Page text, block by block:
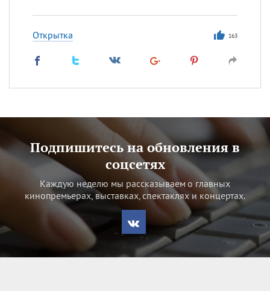
Открытка 163
Подпишитесь на обновления в
соцсетях
Каждую неделю мы рассказываем о главных
кинопремьерах, выставках, спектаклях и концертах.